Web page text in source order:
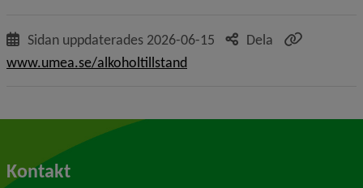
Sidan uppdaterades 2026-06-15
Dela
www.umea.se/alkoholtillstand
Kontakt